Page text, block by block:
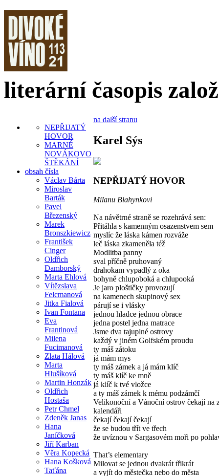
literární časopis
NEPŘIJATÝ
HOVOR
MARNÉ
NOVÁKOVO
ŠTĚKÁNÍ
obsah čísla
Václav Bárta
Miroslav
Barták
Pavel
Březenský
Marek
Bronszkiewicz
František
Cinger
Oldřich
Damborský
Marta Ehlová
Vítězslava
Felcmanová
Jitka Fialová
Ivan Fontana
Eva
Frantinová
Milena
Fucimanová
Zlata Hálová
Marta
Hlušíková
Martin Honzák
Oldřich
Hostaša
Petr Chmel
Zdeněk Janas
Hana
Janíčková
Jiří Karban
Věra Kopecká
Hana Košková
Taťána
na další stranu
Karel Sýs
NEPŘIJATÝ HOVOR
Milanu Blahynkovi
Na návětrné straně se rozehrává sen:
Přitáhla s kamenným osazenstvem sem
myslíc že láska kámen rozváže
leč láska zkameněla též
Modlitba panny
sval příčně pruhovaný
drahokam vypadlý z oka
bohyně chlupoboká a chlupooká
Je jaro ploštičky provozují
na kamenech skupinový sex
párují se i vlásky
jednou hladce jednou obrace
jedna postel jedna matrace
Jsme dva tajuplné ostrovy
každý v jiném Golfském proudu
ty máš zátoku
já mám mys
ty máš zámek a já mám klíč
ty máš klíč ke mně
já klíč k tvé vložce
a ty máš zámek k mému podzámčí
Velikonoční a Vánoční ostrov čekají na
kalendáři
čekají čekají čekají
že se budou třít ve třech
že uvíznou v Sargasovém moři po
That’s elementary
Milovat se jednou dvakrát třikrát
a vyjít do městečka nebo do města